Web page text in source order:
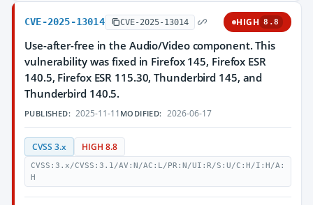
CVE-2025-13014 CVE-2025-13014 HIGH 8.8
Use-after-free in the Audio/Video component. This
vulnerability was fixed in Firefox 145, Firefox ESR
140.5, Firefox ESR 115.30, Thunderbird 145, and
Thunderbird 140.5.
PUBLISHED: 2025-11-11 MODIFIED: 2026-06-17
CVSS 3.x HIGH 8.8
CVSS:3.x/CVSS:3.1/AV:N/AC:L/PR:N/UI:R/S:U/C:H/I:H/A:
H